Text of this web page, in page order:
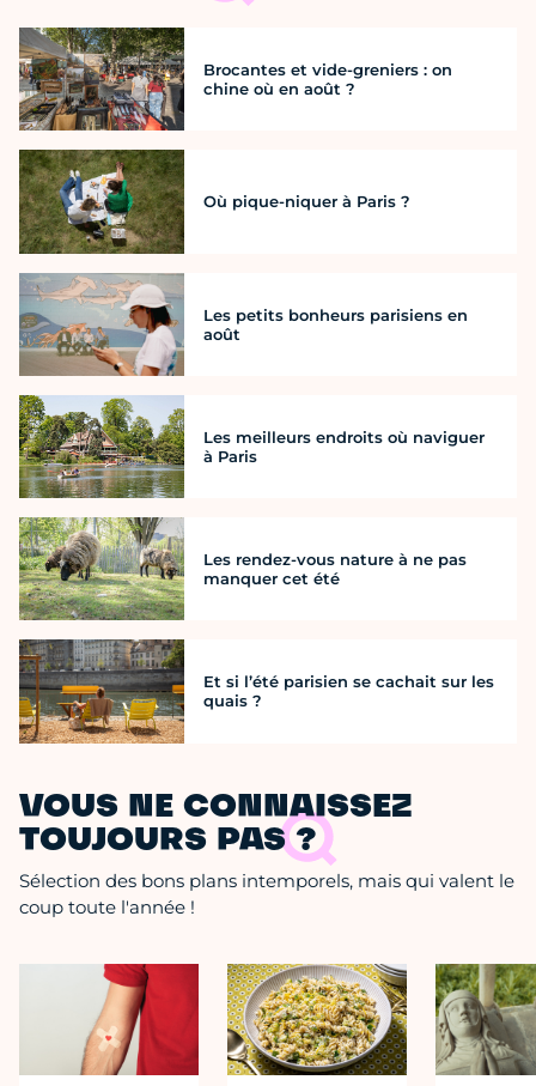
Brocantes et vide-greniers : on
chine où en août ?
Où pique-niquer à Paris ?
Les petits bonheurs parisiens en
août
Les meilleurs endroits où naviguer
à Paris
Les rendez-vous nature à ne pas
manquer cet été
Et si l’été parisien se cachait sur les
quais ?
VOUS NE CONNAISSEZ
TOUJOURS PAS ?
Sélection des bons plans intemporels, mais qui valent le
coup toute l'année !